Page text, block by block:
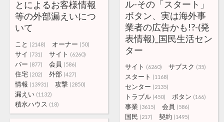
ル-その「スタート」
ボタン、実は海外事
業者の広告かも!?-(発
表情報)_国民生活セン
ター
サイト (6260) サブスク (35)
スタート (1168)
センター (2135)
トラブル (450) ボタン (166)
事業 (3615) 会員 (586)
国民 (217) 契約 (1495)
とによるお客様情報
等の外部漏えいにつ
いて
こと (2148) オーナー (50)
サイ (731) サイト (6260)
バー (877) 会員 (586)
住宅 (202) 外部 (427)
情報 (13931) 攻撃 (2850)
漏えい (1132)
積水ハウス (18)